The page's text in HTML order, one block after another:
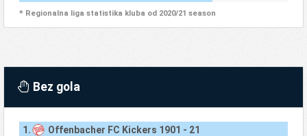
* Regionalna liga statistika kluba od 2020/21 season
Bez gola
1. Offenbacher FC Kickers 1901 - 21